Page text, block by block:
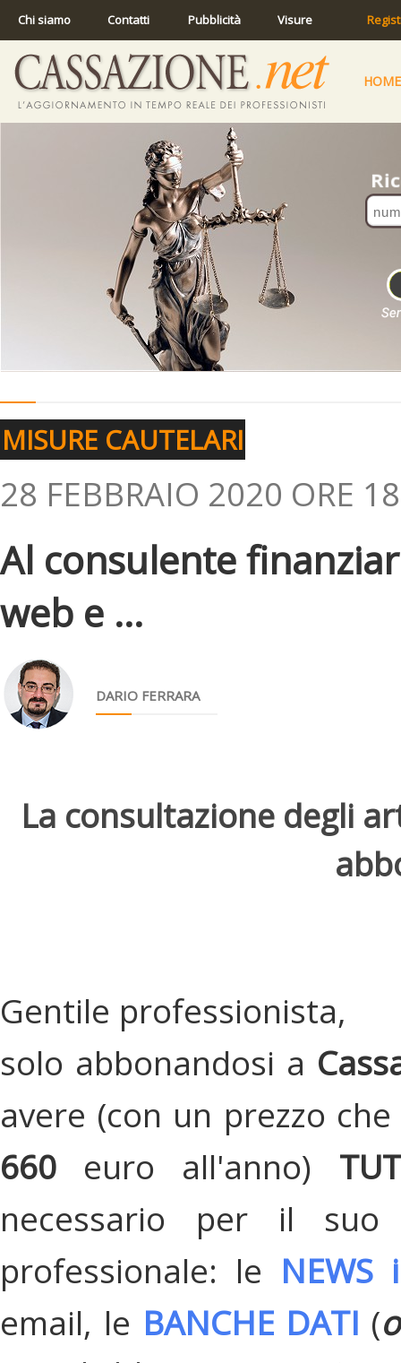
Chi siamo Contatti Pubblicità Visure
HOME
MISURE CAUTELARI
28 FEBBRAIO 2020 ORE
Al consulente
web e ...
DARIO FERRARA
La consultazione degli
Gentile professionista,
solo abbonandosi a
avere (con un prezzo
660 euro all'anno)
necessario per il suo
professionale: le
email, le BANCHE DATI (